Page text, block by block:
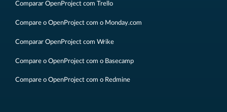
Comparar OpenProject com Trello
Compare o OpenProject com o Monday.com
Comparar OpenProject com Wrike
Compare o OpenProject com o Basecamp
Compare o OpenProject com o Redmine